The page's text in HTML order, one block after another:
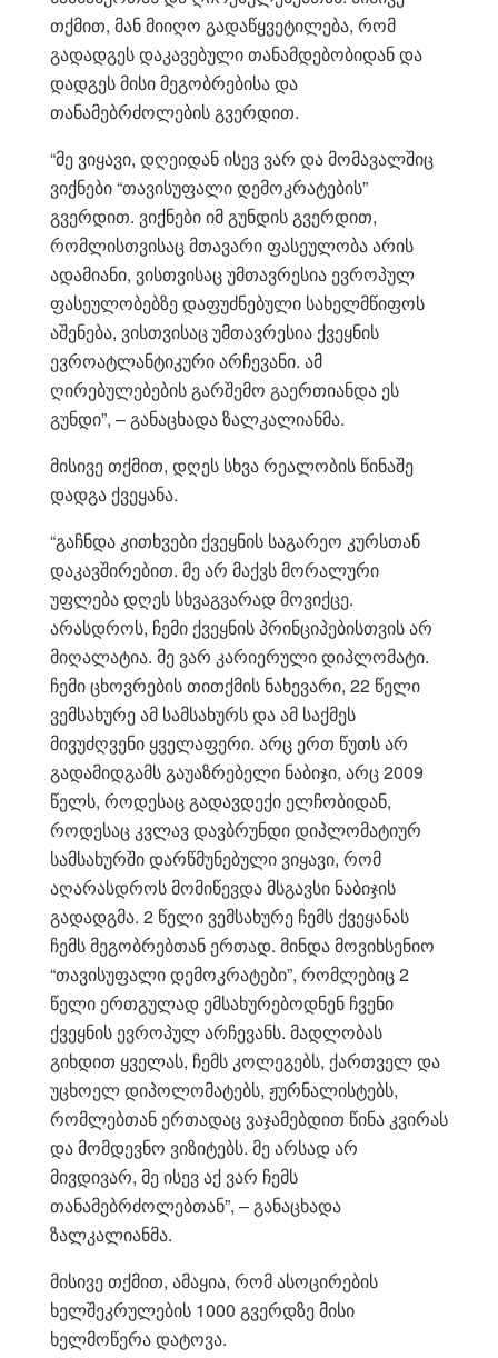
თქმით, მან მიიღო გადაწყვეტილება, რომ
გადადგეს დაკავებული თანამდებობიდან და
დადგეს მისი მეგობრებისა და
თანამებრძოლების გვერდით.
“მე ვიყავი, დღეიდან ისევ ვარ და მომავალშიც
ვიქნები “თავისუფალი დემოკრატების”
გვერდით. ვიქნები იმ გუნდის გვერდით,
რომლისთვისაც მთავარი ფასეულობა არის
ადამიანი, ვისთვისაც უმთავრესია ევროპულ
ფასეულობებზე დაფუძნებული სახელმწიფოს
აშენება, ვისთვისაც უმთავრესია ქვეყნის
ევროატლანტიკური არჩევანი. ამ
ღირებულებების გარშემო გაერთიანდა ეს
გუნდი”, – განაცხადა ზალკალიანმა.
მისივე თქმით, დღეს სხვა რეალობის წინაშე
დადგა ქვეყანა.
“გაჩნდა კითხვები ქვეყნის საგარეო კურსთან
დაკავშირებით. მე არ მაქვს მორალური
უფლება დღეს სხვაგვარად მოვიქცე.
არასდროს, ჩემი ქვეყნის პრინციპებისთვის არ
მიღალატია. მე ვარ კარიერული დიპლომატი.
ჩემი ცხოვრების თითქმის ნახევარი, 22 წელი
ვემსახურე ამ სამსახურს და ამ საქმეს
მივუძღვენი ყველაფერი. არც ერთ წუთს არ
გადამიდგამს გაუაზრებელი ნაბიჯი, არც 2009
წელს, როდესაც გადავდექი ელჩობიდან,
როდესაც კვლავ დავბრუნდი დიპლომატიურ
სამსახურში დარწმუნებული ვიყავი, რომ
აღარასდროს მომიწევდა მსგავსი ნაბიჯის
გადადგმა. 2 წელი ვემსახურე ჩემს ქვეყანას
ჩემს მეგობრებთან ერთად. მინდა მოვიხსენიო
“თავისუფალი დემოკრატები”, რომლებიც 2
წელი ერთგულად ემსახურებოდნენ ჩვენი
ქვეყნის ევროპულ არჩევანს. მადლობას
გიხდით ყველას, ჩემს კოლეგებს, ქართველ და
უცხოელ დიპოლომატებს, ჟურნალისტებს,
რომლებთან ერთადაც ვაჯამებდით წინა კვირას
და მომდევნო ვიზიტებს. მე არსად არ
მივდივარ, მე ისევ აქ ვარ ჩემს
თანამებრძოლებთან”, – განაცხადა
ზალკალიანმა.
მისივე თქმით, ამაყია, რომ ასოცირების
ხელშეკრულების 1000 გვერდზე მისი
ხელმოწერა დატოვა.